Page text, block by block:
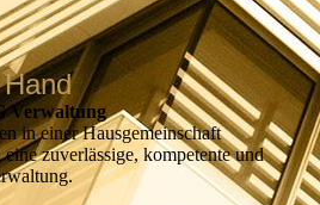
Verwaltung
in einer Haus­gemein­schaft
zuverlässige, kompetente und